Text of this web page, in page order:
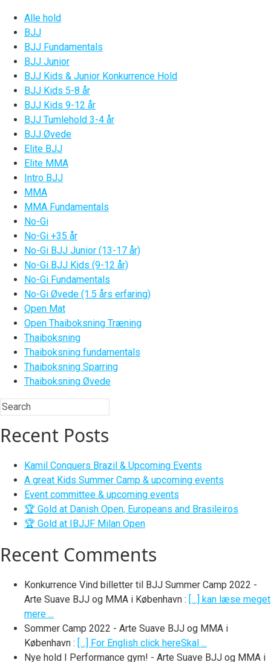
Alle hold
BJJ
BJJ Fundamentals
BJJ Junior
BJJ Kids & Junior Konkurrence Hold
BJJ Kids 5-8 år
BJJ Kids 9-12 år
BJJ Tumlehold 3-4 år
BJJ Øvede
Elite BJJ
Elite MMA
Intro BJJ
MMA
MMA Fundamentals
No-Gi
No-Gi +35 år
No-Gi BJJ Junior (13-17 år)
No-Gi BJJ Kids (9-12 år)
No-Gi Fundamentals
No-Gi Øvede (1.5 års erfaring)
Open Mat
Open Thaiboksning Træning
Thaiboksning
Thaiboksning fundamentals
Thaiboksning Sparring
Thaiboksning Øvede
Recent Posts
Kamil Conquers Brazil & Upcoming Events
A great Kids Summer Camp & upcoming events
Event committee & upcoming events
🏆 Gold at Danish Open, Europeans and Brasileiros
🏆 Gold at IBJJF Milan Open
Recent Comments
Konkurrence Vind billetter til BJJ Summer Camp 2022 -
Arte Suave BJJ og MMA i København : […] kan læse meget
mere ...
Sommer Camp 2022 - Arte Suave BJJ og MMA i
København : […] For English click hereSkal ...
Nye hold I Performance gym! - Arte Suave BJJ og MMA i